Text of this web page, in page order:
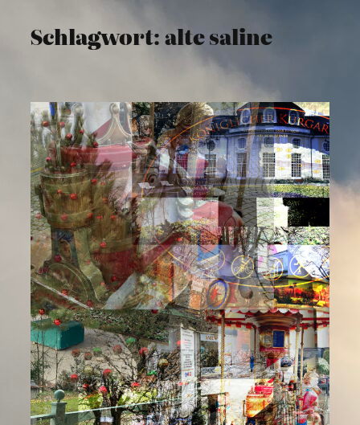
ZumSchlagwort:alte saline